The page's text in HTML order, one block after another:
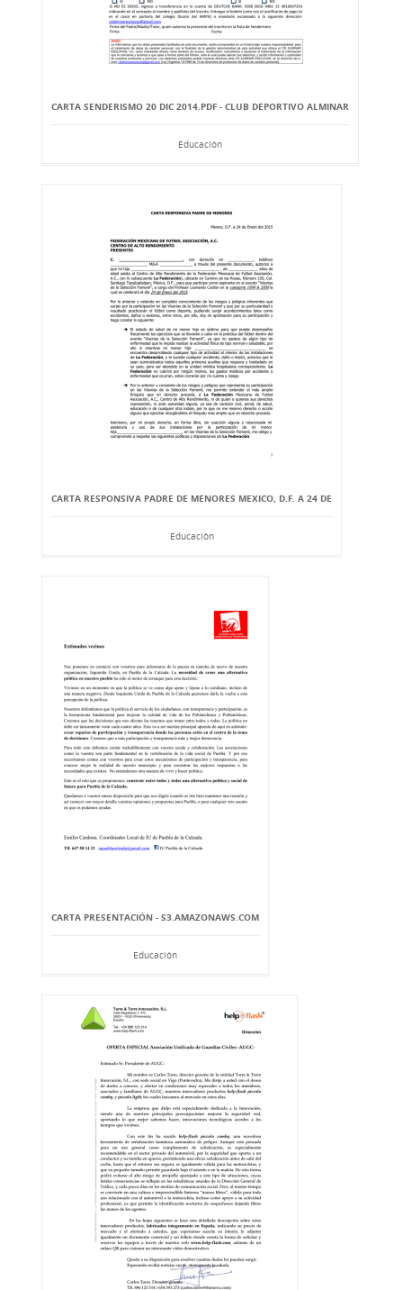
CARTA SENDERISMO 20 DIC 2014.PDF - CLUB DEPORTIVO ALMINAR
Educación
CARTA RESPONSIVA PADRE DE MENORES MEXICO, D.F. A 24 DE
Educación
CARTA PRESENTACIÓN - S3.AMAZONAWS.COM
Educación